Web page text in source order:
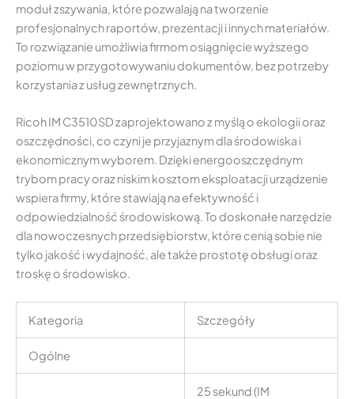
moduł zszywania, które pozwalają na tworzenie
profesjonalnych raportów, prezentacji i innych materiałów.
To rozwiązanie umożliwia firmom osiągnięcie wyższego
poziomu w przygotowywaniu dokumentów, bez potrzeby
korzystania z usług zewnętrznych.
Ricoh IM C3510SD zaprojektowano z myślą o ekologii oraz
oszczędności, co czyni je przyjaznym dla środowiska i
ekonomicznym wyborem. Dzięki energooszczędnym
trybom pracy oraz niskim kosztom eksploatacji urządzenie
wspiera firmy, które stawiają na efektywność i
odpowiedzialność środowiskową. To doskonałe narzędzie
dla nowoczesnych przedsiębiorstw, które cenią sobie nie
tylko jakość i wydajność, ale także prostotę obsługi oraz
troskę o środowisko.
Kategoria Szczegóły
Ogólne
25 sekund (IM